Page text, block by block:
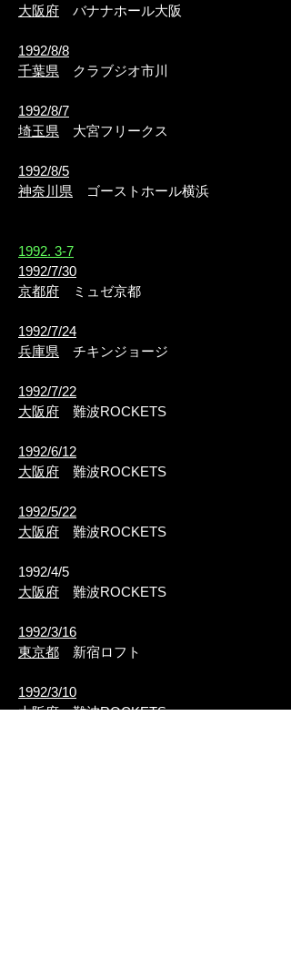
大阪府 バナナホール大阪
1992/8/8
千葉県 クラブジオ市川
1992/8/7
埼玉県 大宮フリークス
1992/8/5
神奈川県 ゴーストホール横浜
​1992. 3-7
1992/7/30
京都府 ミュゼ京都
1992/7/24
兵庫県 チキンジョージ
1992/7/22
大阪府 難波ROCKETS
1992/6/12
大阪府 難波ROCKETS
1992/5/22
大阪府 難波ROCKETS
1992/4/5
大阪府 難波ROCKETS
1992/3/16
東京都 新宿ロフト
1992/3/10
大阪府難波ROCKETS